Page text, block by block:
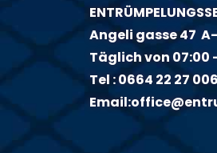
Angeli gasse 47 A-
Täglich von 07:00
Tel :0664 22 27
Email: